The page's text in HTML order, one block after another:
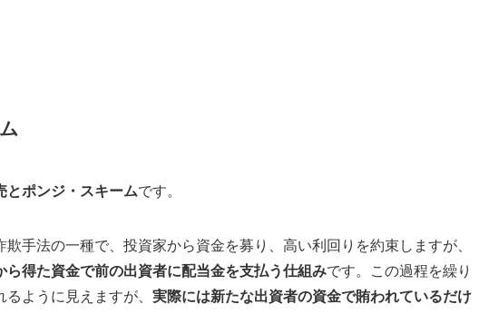
とポンジ・スキームです。
手法の一種で、投資家から資金を募り、高い利回りを約束しますが、
得た資金で前の出資者に配当金を支払う仕組みです。この過程を繰り
ように見えますが、 実際には新たな出資者の資金で賄われているだけ